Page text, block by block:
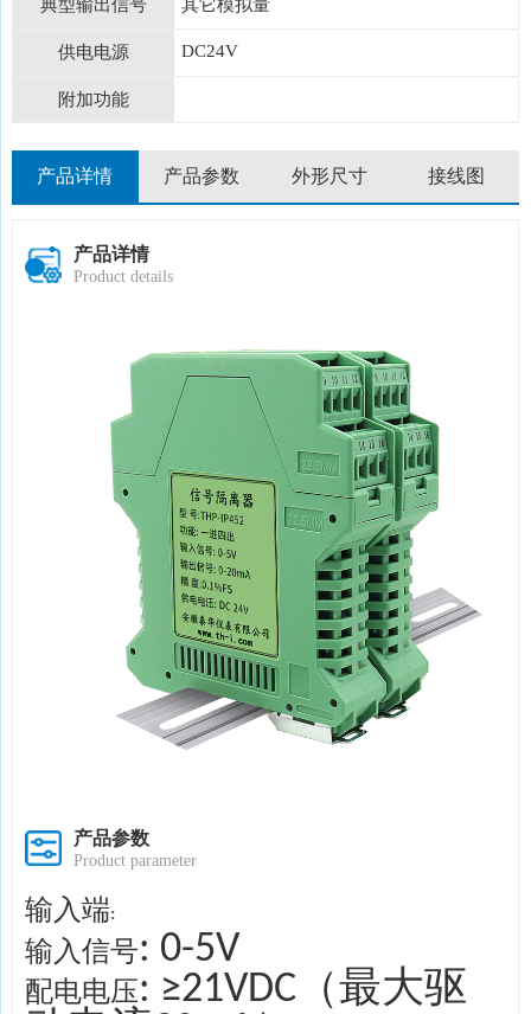
典型输出信号 其它模拟量
供电电源 DC24V
附加功能
产品详情 产品参数 外形尺寸 接线图
产品详情
Product details
产品参数
Product parameter
输入端:
输入信号: 0-5V
配电电压: ≥21VDC（最大驱